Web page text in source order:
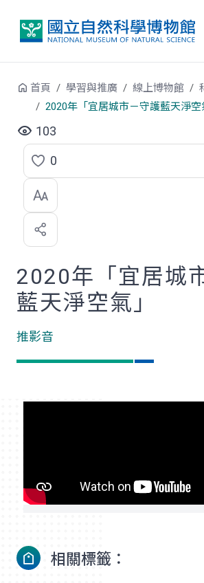
首頁 學習與推廣 線上博物館
2020年「宜居城市－守護藍天淨空
103
點
選
喜
歡
0
2020年「宜居城
藍天淨空氣」
推影音
相關標籤：